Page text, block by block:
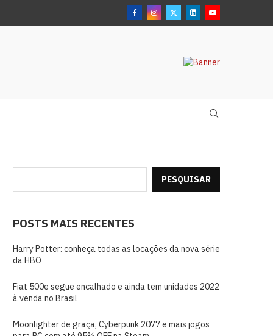
PESQUISAR
POSTS MAIS RECENTES
Harry Potter: conheça todas as locações da nova série
da HBO
Fiat 500e segue encalhado e ainda tem unidades 2022
à venda no Brasil
Moonlighter de graça, Cyberpunk 2077 e mais jogos